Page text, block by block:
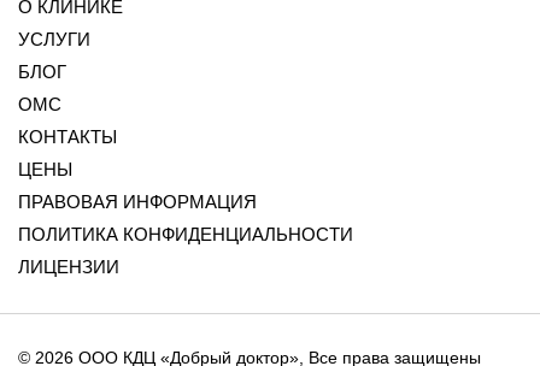
О КЛИНИКЕ
УСЛУГИ
БЛОГ
ОМС
КОНТАКТЫ
ЦЕНЫ
ПРАВОВАЯ ИНФОРМАЦИЯ
ПОЛИТИКА КОНФИДЕНЦИАЛЬНОСТИ
ЛИЦЕНЗИИ
© 2026 ООО КДЦ «Добрый доктор», Все права защищены